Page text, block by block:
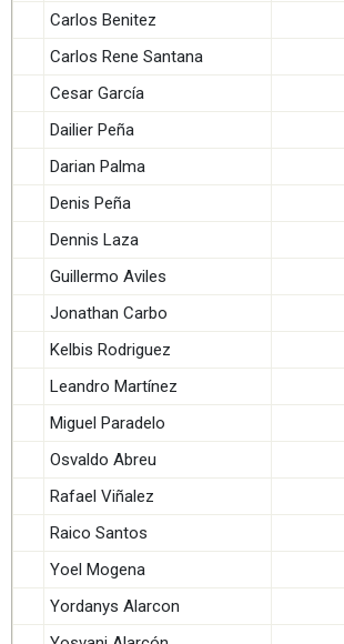
Carlos Benitez
Carlos Rene Santana
Cesar García
Dailier Peña
Darian Palma
Denis Peña
Dennis Laza
Guillermo Aviles
Jonathan Carbo
Kelbis Rodriguez
Leandro Martínez
Miguel Paradelo
Osvaldo Abreu
Rafael Viñalez
Raico Santos
Yoel Mogena
Yordanys Alarcon